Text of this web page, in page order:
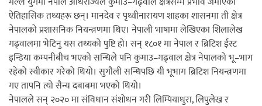
चलचित्र ‘माया भनेकै यस्तो होला’को शीर्ष गीत
सार्वजनिक
ऐतिहासिक तथ्यहरू छन्। मानदेव र पृथ्वीनारायण शाहका शासनमा ती क्षेत्र
नेपालको प्रशासनिक नियन्त्रणमा थिए। नेपाली भाषामा लेखिएका शिलालेख
गढ्वालमा भेटिनु यस तथ्यको पुष्टि हो। सन् १८०१ मा नेपाल र ब्रिटिश ईस्ट
इन्डिया कम्पनीबीच भएको सन्धिले पनि कुमाउ–गढ्वाल क्षेत्र नेपालको भू–भाग
रहेको स्वीकार गरेको थियो। सुगौली सन्धिपछि यी भूभाग ब्रिटिश नियन्त्रणमा
गए तापनि त्यो सैन्य दबाबमा भएको थियो।
नेपालले सन् २०२० मा संविधान संशोधन गरी लिम्पियाधुरा, लिपुलेख र